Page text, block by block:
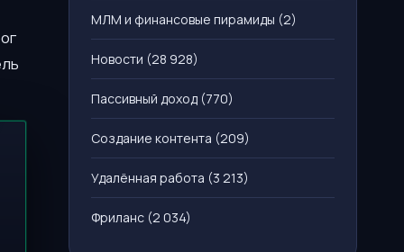
МЛМ и финансовые пирамиды (2)
Новости (28 928)
Пассивный доход (770)
Создание контента (209)
Удалённая работа (3 213)
Фриланс (2 034)